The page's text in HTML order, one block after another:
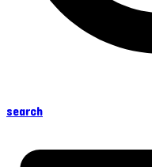
search